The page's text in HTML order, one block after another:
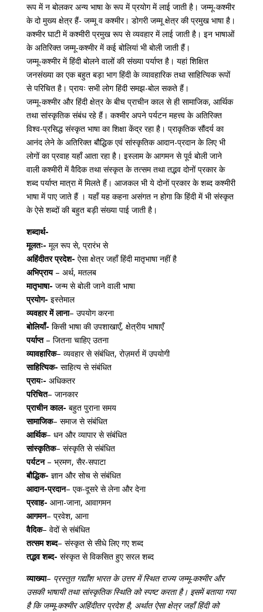
रूप में न बोलकर अन्य भाषा के रूप में प्रयोग में लाई जाती है। जम्मू-कश्मीर
के दो मुख्य क्षेत्र हैं- जम्मू व कश्मीर। डोगरी जम्मू क्षेत्र की प्रमुख भाषा है।
कश्मीर घाटी में कश्मीरी प्रमुख रूप से व्यवहार में लाई जाती है। इन भाषाओं
के अतिरिक्त जम्मू-कश्मीर में कई बोलियां भी बोली जाती हैं।
जम्मू-कश्मीर में हिंदी बोलने वालों की संख्या पर्याप्त है। यहां शिक्षित
जनसंख्या का एक बहुत बड़ा भाग हिंदी के व्यावहारिक तथा साहित्यिक रूपों
से परिचित है। प्रायः सभी लोग हिंदी समझ-बोल सकते हैं।
जम्मू-कश्मीर और हिंदी क्षेत्र के बीच प्राचीन काल से ही सामाजिक, आर्थिक
तथा सांस्कृतिक संबंध रहे हैं। कश्मीर अपने पर्यटन महत्त्व के अतिरिक्त
विश्व-प्रसिद्ध संस्कृत भाषा का शिक्षा केंद्र रहा है। प्राकृतिक सौंदर्य का
आनंद लेने के अतिरिक्त बौद्धिक एवं सांस्कृतिक आदान-प्रदान के लिए भी
लोगों का प्रवाह यहाँ आता रहा है। इस्लाम के आगमन से पूर्व बोली जाने
वाली कश्मीरी में वैदिक तथा संस्कृत के तत्सम तथा तद्भव दोनों प्रकार के
शब्द पर्याप्त मात्रा में मिलते हैं। आजकल भी ये दोनों प्रकार के शब्द कश्मीरी
भाषा में पाए जाते हैं । यहाँ यह कहना असंगत न होगा कि हिंदी में भी संस्कृत
के ऐसे शब्दों की बहुत बड़ी संख्या पाई जाती है।
शब्दार्थ-
मूलतः- मूल रूप से, प्रारंभ से
अहिंदीतर प्रदेश- ऐसा क्षेत्र जहाँ हिंदी मातृभाषा नहीं है
अभिप्राय– अर्थ, मतलब
मातृभाषा- जन्म से बोली जाने वाली भाषा
प्रयोग- इस्तेमाल
व्यवहार में लाना– उपयोग करना
बोलियाँ- किसी भाषा की उपशाखाएँ, क्षेत्रीय भाषाएँ
पर्याप्त– जितना चाहिए उतना
व्यावहारिक– व्यवहार से संबंधित, रोज़मर्रा में उपयोगी
साहित्यिक- साहित्य से संबंधित
प्रायः- अधिकतर
परिचित– जानकार
प्राचीन काल- बहुत पुराना समय
सामाजिक– समाज से संबंधित
आर्थिक– धन और व्यापार से संबंधित
सांस्कृतिक– संस्कृति से संबंधित
पर्यटन– भ्रमण, सैर-सपाटा
बौद्धिक- ज्ञान और सोच से संबंधित
आदान-प्रदान– एक-दूसरे से लेना और देना
प्रवाह- आना-जाना, आवागमन
आगमन– प्रवेश, आना
वैदिक– वेदों से संबंधित
तत्सम शब्द– संस्कृत से सीधे लिए गए शब्द
तद्भव शब्द- संस्कृत से विकसित हुए सरल शब्द
व्याख्या– प्रस्तुत गद्याँश भारत के उत्तर में स्थित राज्य जम्मू-कश्मीर और
उसकी भाषायी तथा सांस्कृतिक स्थिति को स्पष्ट करता है। इसमें बताया गया
है कि जम्मू-कश्मीर अहिंदीतर प्रदेश है, अर्थात ऐसा क्षेत्र जहाँ हिंदी को